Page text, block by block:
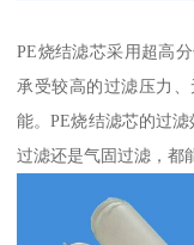
PE烧结滤芯采用超高
承受较高的过滤压力
能。PE烧结滤芯的过
过滤还是气固过滤，都